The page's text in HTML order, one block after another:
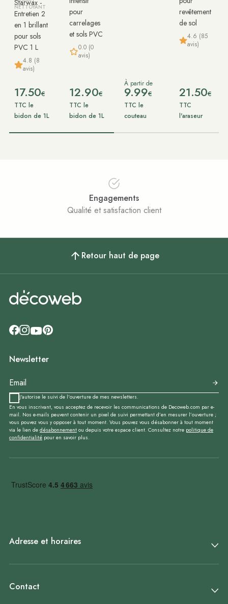
NETTOYANT
Starwax -
Entretien 2
en 1 brillant
pour sols
PVC 1 L
4.8 (8
avis)
17.50€
TTC le
bidon de 1L
pour
carrelages
et sols PVC
0.0 (0
avis)
12.90€
TTC le
bidon de 1L
À partir de
9.99€
TTC le
couteau
revêtement
de sol
4.6 (85
avis)
21.50€
TTC
l'araseur
Engagements
Qualité et satisfaction client
Retour haut de page
Newsletter
J'autorise le suivi de l'ouverture de mes newsletters.
En vous inscrivant, vous acceptez de recevoir les communications de Decoweb.com par e-
mail. Nos e-mails peuvent contenir un pixel de suivi permettant d’en mesurer l’ouverture ;
vous pouvez vous y opposer à tout moment. Vous pouvez vous désabonner à tout moment
via le lien de désabonnement ou depuis votre espace client. Consultez notre politique de
confidentialité pour en savoir plus.
Adresse et horaires
Contact